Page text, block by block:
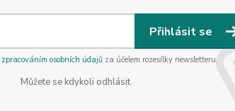
Přihlásit se
zpracováním osobních údajůza účelem rozesílky newsletteru.
Můžete se kdykoli odhlásit.